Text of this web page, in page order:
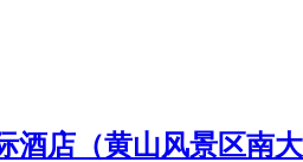
酒店（黄山风景区南大